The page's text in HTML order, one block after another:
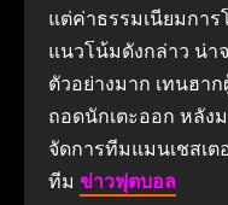
แต่ค่าธรรมเนียมกา
แนวโน้มดังกล่าว น่า
ตัวอย่างมาก เทนฮา
ถอดนักเตะออก หลัง
จัดการทีมแมนเชสเต
ทีม ข่าวฟุตบอล